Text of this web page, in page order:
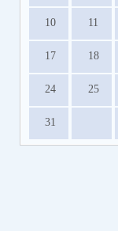
10 11
17 18
24 25
31